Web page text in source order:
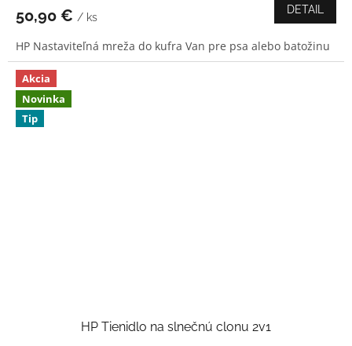
je
z
5
hviezdičiek.
50,90 € / ks
DETAIL
HP Nastaviteľná mreža do kufra Van pre psa alebo batožinu
Akcia
Novinka
Tip
HP Tienidlo na slnečnú clonu 2v1